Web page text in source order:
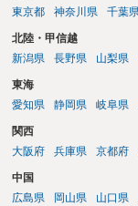
東京都
神奈川県 千葉
北陸・甲信越
新潟県
長野県 山梨県
東海
愛知県
静岡県 岐阜県
関西
大阪府
兵庫県 京都府
中国
広島県
岡山県 山口県